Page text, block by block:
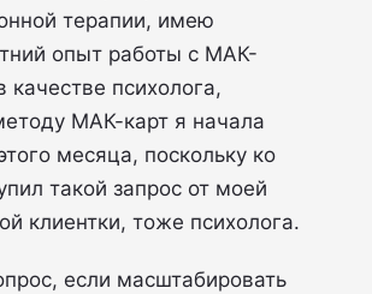
терапии, имею
опыт работы с МАК-
качестве психолога,
МАК-карт я начала
месяца, поскольку ко
такой запрос от моей
клиентки, тоже психолога.
если масштабировать